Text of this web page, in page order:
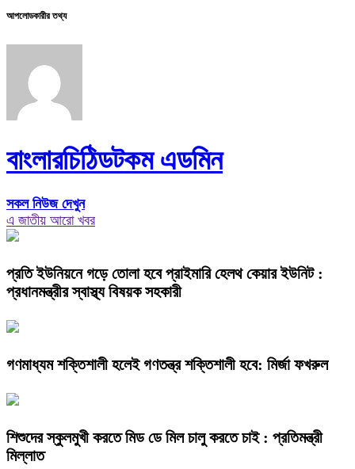
আপলোডকারীর তথ্য
বাংলারচিঠিডটকম এডমিন
সকল নিউজ দেখুন
এ জাতীয় আরো খবর
প্রতি ইউনিয়নে গড়ে তোলা হবে প্রাইমারি হেলথ কেয়ার ইউনিট :
প্রধানমন্ত্রীর স্বাস্থ্য বিষয়ক সহকারী
গণমাধ্যম শক্তিশালী হলেই গণতন্ত্র শক্তিশালী হবে: মির্জা ফখরুল
শিশুদের স্কুলমুখী করতে মিড ডে মিল চালু করতে চাই : প্রতিমন্ত্রী
মিল্লাত